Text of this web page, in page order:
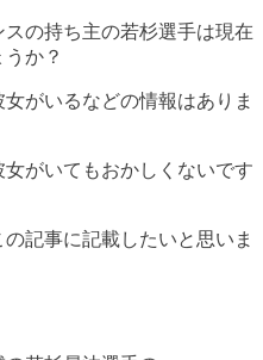
の持ち主の若杉選手は現在
か？
女がいるなどの情報はありま
がいてもおかしくないです
記事に記載したいと思いま